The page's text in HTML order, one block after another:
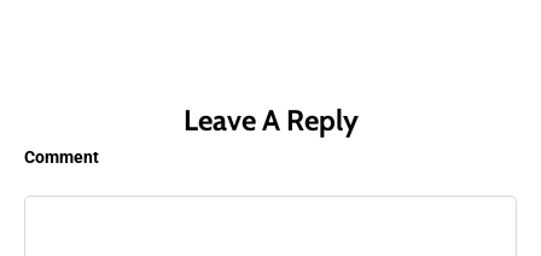
Leave A Reply
Comment